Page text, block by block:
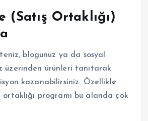
(Satış Ortaklığı)
blogunuz ya da sosyal
üzerinden ürünleri tanıtarak
kazanabilirsiniz. Özellikle
ortaklığı programı bu alanda çok